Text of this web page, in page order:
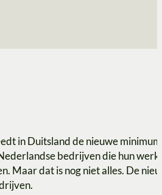
in Duitsland de nieuwe
bedrijven die hun
Maar dat is nog niet alles. De